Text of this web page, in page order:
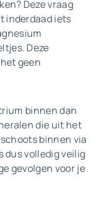
Deze vraag
inderdaad iets
Deze
geen
binnen dan
die uit het
binnen via
dus volledig veilig
gevolgen voor je